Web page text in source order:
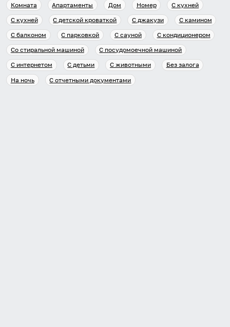
Комната
Апартаменты Дом Номер
С кухней
С кухней
С детской кроваткой С джакузи
С камином
С балконом
С парковкой С сауной
С кондиционером
Со стиральной машиной
С посудомоечной машиной
С интернетом
С детьми С животными
Без залога
На ночь
С отчетными документами